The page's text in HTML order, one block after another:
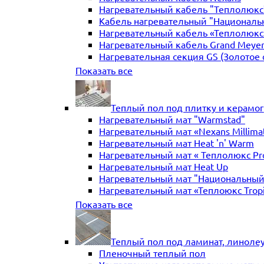
Нагревательный кабель
Кабель нагревательный
Нагревательный кабель
Нагревательный кабель Grand Meyer
Нагревательная секция GS (Золотое
Нагревательная секция "Теплый
Показать все
Теплый пол под плитку и
Нагревательный мат "Warmstad"
Нагревательный мат «Nexans
Нагревательный мат Heat 'n' Warm
Нагревательный мат « Теплолюкс
Нагревательный мат Heat Up
Нагревательный мат
Нагревательный мат «Теплоюкс
Нагревательный мат Electrolux
Нагревательные маты Золотое
Нагревательный мат "Теплый пол
Нагревательный мат WarmeEnergie
Мат нагревательный "Теплолюкс"
Показать все
Теплый пол под ламинат,
Пленочный теплый пол